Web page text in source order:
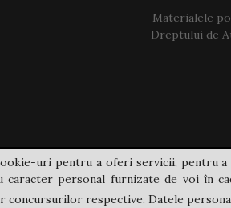
Materialele
Dreptului de
uri pentru a oferi servicii, pentru
caracter personal furnizate de voi în
concursurilor respective. Datele